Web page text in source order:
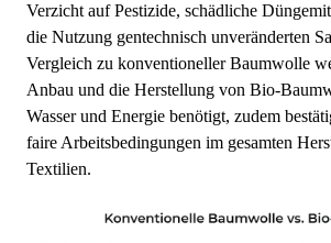
Verzicht auf Pestizide, schädliche
die Nutzung gentechnisch unveränderten
Vergleich zu konventioneller Baumwolle
Anbau und die Herstellung von Bio-
Wasser und Energie benötigt, zudem
faire Arbeitsbedingungen im gesamten
Textilien.